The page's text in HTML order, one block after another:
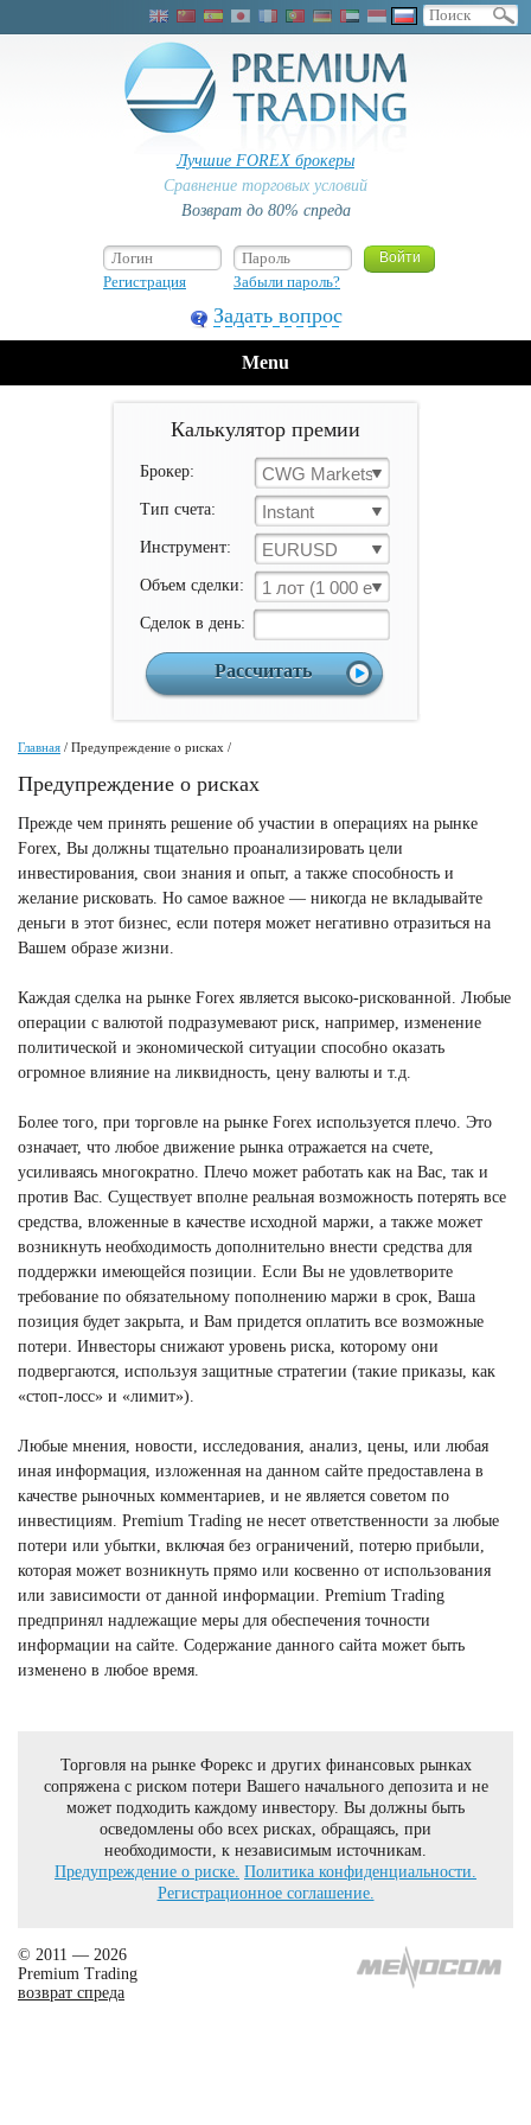
Лучшие FOREX брокеры
Сравнение торговых условий
Возврат до 80% спреда
Регистрация Забыли пароль?
Задать вопрос
Menu
Калькулятор премии
Брокер: CWG Markets
Тип счета: Instant
Инструмент: EURUSD
Объем сделки: 1 лот (1 000 ед)
Cделок в день:
Главная / Предупреждение о рисках /
Предупреждение о рисках
Прежде чем принять решение об участии в операциях на рынке
Forex, Вы должны тщательно проанализировать цели
инвестирования, свои знания и опыт, а также способность и
желание рисковать. Но самое важное — никогда не вкладывайте
деньги в этот бизнес, если потеря может негативно отразиться на
Вашем образе жизни.
Каждая сделка на рынке Forex является высоко-рискованной. Любые
операции с валютой подразумевают риск, например, изменение
политической и экономической ситуации способно оказать
огромное влияние на ликвидность, цену валюты и т.д.
Более того, при торговле на рынке Forex используется плечо. Это
означает, что любое движение рынка отражается на счете,
усиливаясь многократно. Плечо может работать как на Вас, так и
против Вас. Существует вполне реальная возможность потерять все
средства, вложенные в качестве исходной маржи, а также может
возникнуть необходимость дополнительно внести средства для
поддержки имеющейся позиции. Если Вы не удовлетворите
требование по обязательному пополнению маржи в срок, Ваша
позиция будет закрыта, и Вам придется оплатить все возможные
потери. Инвесторы снижают уровень риска, которому они
подвергаются, используя защитные стратегии (такие приказы, как
«стоп-лосс» и «лимит»).
Любые мнения, новости, исследования, анализ, цены, или любая
иная информация, изложенная на данном сайте предоставлена в
качестве рыночных комментариев, и не является советом по
инвестициям. Premium Trading не несет ответственности за любые
потери или убытки, включая без ограничений, потерю прибыли,
которая может возникнуть прямо или косвенно от использования
или зависимости от данной информации. Premium Trading
предпринял надлежащие меры для обеспечения точности
информации на сайте. Содержание данного сайта может быть
изменено в любое время.
Торговля на рынке Форекс и других финансовых рынках
сопряжена с риском потери Вашего начального депозита и не
может подходить каждому инвестору. Вы должны быть
осведомлены обо всех рисках, обращаясь, при
необходимости, к независимым источникам.
Предупреждение о риске. Политика конфиденциальности.
Регистрационное соглашение.
© 2011 — 2026
Premium Trading
возврат спреда